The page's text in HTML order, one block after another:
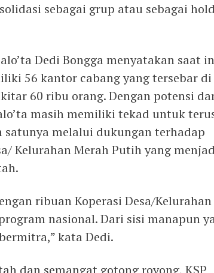
sebagai grup atau sebagai
Dedi Bongga menyatakan saat
56 kantor cabang yang tersebar di
60 ribu orang. Dengan potensi
masih memiliki tekad untuk
satunya melalui dukungan terhadap
Kelurahan Merah Putih yang
ribuan Koperasi Desa/Kelurahan
nasional. Dari sisi manapun
kata Dedi.